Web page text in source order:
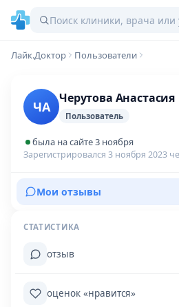
Лайк.Доктор Пользователи
ЧА
Черутова Анастасия
Пользователь
была на сайте 3 ноября
Зарегистрировался 3 ноября 2023
Мои отзывы
СТАТИСТИКА
отзыв
оценок «нравится»